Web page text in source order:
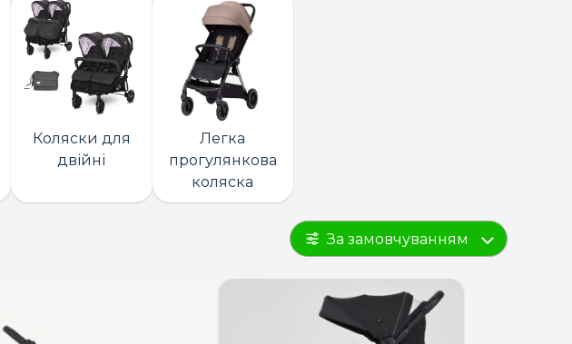
Коляски для
двійні
Легка
прогулянкова
коляска
За замовчуванням